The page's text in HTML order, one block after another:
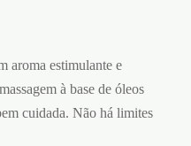
aroma estimulante e
à base de óleos
cuidada. Não há limites